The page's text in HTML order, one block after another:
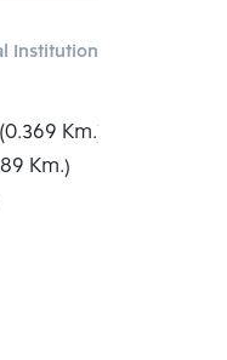
Institution
Km.)
Km.)